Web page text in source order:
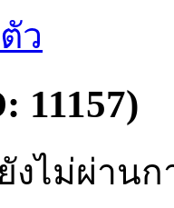
ว
11157)
งไม่ผ่านก